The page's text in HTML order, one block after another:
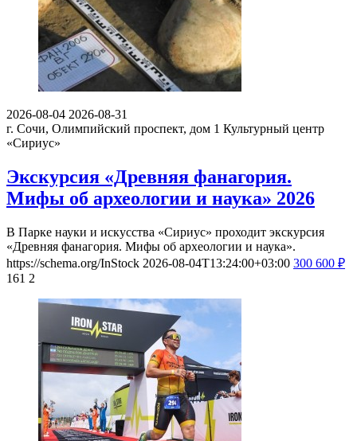
2026-08-04 2026-08-31
г. Сочи, Олимпийский проспект, дом 1 Культурный центр
«Сириус»
Экскурсия «Древняя фанагория.
Мифы об археологии и наука» 2026
В Парке науки и искусства «Сириус» проходит экскурсия
«Древняя фанагория. Мифы об археологии и наука».
https://schema.org/InStock 2026-08-04T13:24:00+03:00 300 600 ₽
161 2